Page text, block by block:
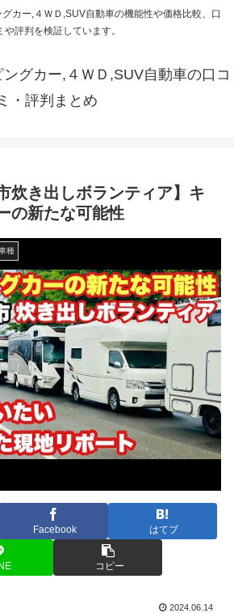
カー,４ＷＤ,SUV自動車の機能性や価格比較、口
や評判を検証しています。
グカー,４ＷＤ,SUV自動車の口コ
ミ・評判まとめ
炊き出しボランティア】キ
の新たな可能性
種
Facebook はてブ
コピー
2024.06.14